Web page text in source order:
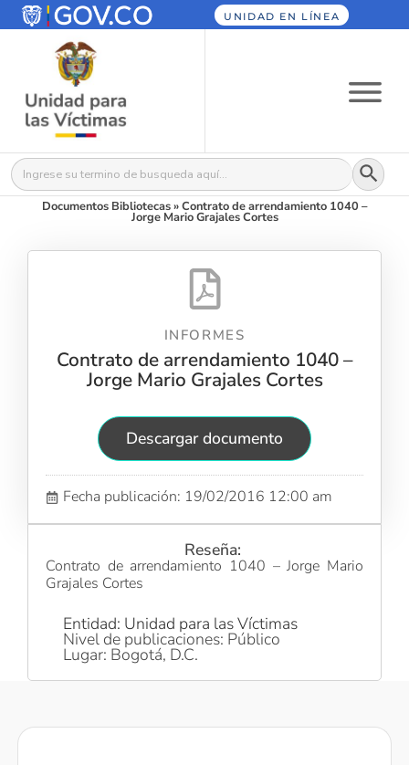
UNIDAD EN LÍNEA
Buscar: Botón
Documentos Bibliotecas»Contrato de arrendamiento 1040 –
Jorge Mario Grajales Cortes
INFORMES
Contrato de arrendamiento 1040 –
Jorge Mario Grajales Cortes
Descargar documento
Fecha publicación: 19/02/2016 12:00 am
Reseña:
Contrato de arrendamiento 1040 – Jorge Mario
Grajales Cortes
Entidad: Unidad para las Víctimas
Nivel de publicaciones: Público
Lugar: Bogotá, D.C.